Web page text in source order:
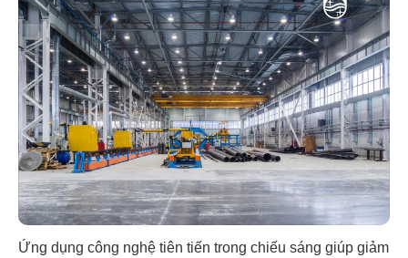
Ứng dụng công nghệ tiên tiến trong chiếu sáng giúp giảm